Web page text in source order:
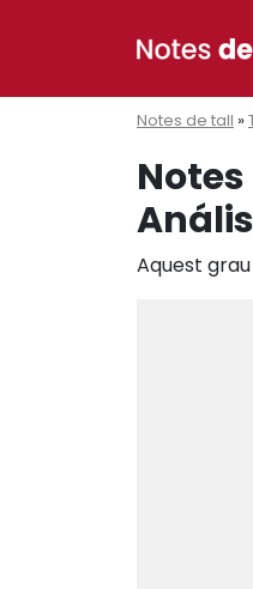
Notes de tall »
Aquest